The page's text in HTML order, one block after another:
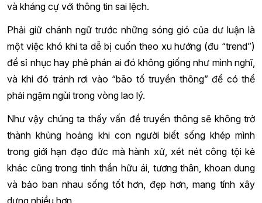
và kháng cự với thông tin sai lệch.
Phải giữ chánh ngữ trước những sóng gió của dư luận là
một việc khó khi ta dễ bị cuốn theo xu hướng (đu “trend”)
để sỉ nhục hay phê phán ai đó không giống như mình nghĩ,
và khi đó tránh rơi vào “bão tố truyền thông” để có thể
phải ngậm ngùi trong vòng lao lý.
Như vậy chúng ta thấy vấn đề truyền thông sẽ không trở
thành khủng hoảng khi con người biết sống khép mình
trong giới hạn đạo đức mà hành xử, xét nét công tội kẻ
khác cũng trong tinh thần hữu ái, tương thân, khoan dung
và bảo ban nhau sống tốt hơn, đẹp hơn, mang tính xây